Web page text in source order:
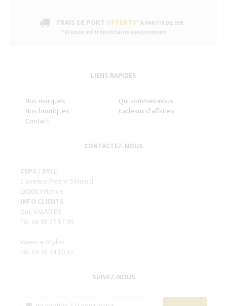
FRAIS DE PORT OFFERTS* À PARTIR DE 99€
* France métropolitaine uniquement
LIENS RAPIDES
Nos marques
Qui sommes-nous
Nos boutiques
Cadeaux d'affaires
Contact
CONTACTEZ-NOUS
CEPS / SYLL
1 avenue Pierre Sémard
26000 Valence
INFO CLIENTS
Guy VALADIER
Tél. 06 08 57 57 99
Valence Stylos
Tél. 04 75 44 10 37
SUIVEZ-NOUS